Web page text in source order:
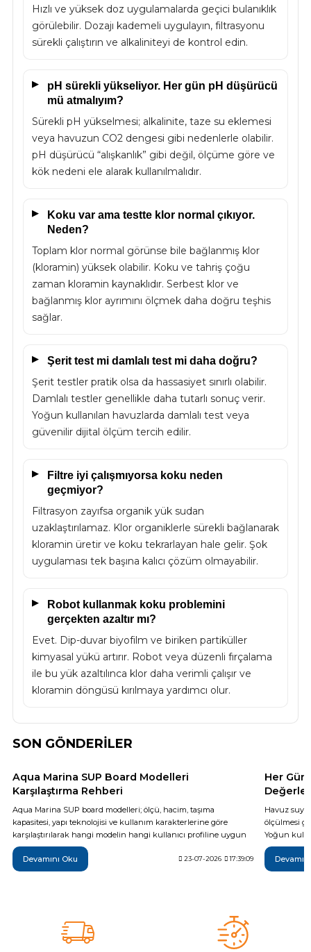
Hızlı ve yüksek doz uygulamalarda geçici bulanıklık
görülebilir. Dozajı kademeli uygulayın, filtrasyonu
sürekli çalıştırın ve alkaliniteyi de kontrol edin.
pH sürekli yükseliyor. Her gün pH düşürücü
mü atmalıyım?
Sürekli pH yükselmesi; alkalinite, taze su eklemesi
veya havuzun CO2 dengesi gibi nedenlerle olabilir.
pH düşürücü “alışkanlık” gibi değil, ölçüme göre ve
kök nedeni ele alarak kullanılmalıdır.
Koku var ama testte klor normal çıkıyor.
Neden?
Toplam klor normal görünse bile bağlanmış klor
(kloramin) yüksek olabilir. Koku ve tahriş çoğu
zaman kloramin kaynaklıdır. Serbest klor ve
bağlanmış klor ayrımını ölçmek daha doğru teşhis
sağlar.
Şerit test mi damlalı test mi daha doğru?
Şerit testler pratik olsa da hassasiyet sınırlı olabilir.
Damlalı testler genellikle daha tutarlı sonuç verir.
Yoğun kullanılan havuzlarda damlalı test veya
güvenilir dijital ölçüm tercih edilir.
Filtre iyi çalışmıyorsa koku neden
geçmiyor?
Filtrasyon zayıfsa organik yük sudan
uzaklaştırılamaz. Klor organiklerle sürekli bağlanarak
kloramin üretir ve koku tekrarlayan hale gelir. Şok
uygulaması tek başına kalıcı çözüm olmayabilir.
Robot kullanmak koku problemini
gerçekten azaltır mı?
Evet. Dip-duvar biyofilm ve biriken partiküller
kimyasal yükü artırır. Robot veya düzenli fırçalama
ile bu yük azaltılınca klor daha verimli çalışır ve
kloramin döngüsü kırılmaya yardımcı olur.
SON GÖNDERİLER
Aqua Marina SUP Board Modelleri
Karşılaştırma Rehberi
Aqua Marina SUP board modelleri; ölçü, hacim, taşıma
kapasitesi, yapı teknolojisi ve kullanım karakterlerine göre
karşılaştırılarak hangi modelin hangi kullanıcı profiline uygun
olduğu teknik verilerle açıklanıyor. Breeze, Vapor, Fusion,
Monster, Hyper, Coral, Nexus ve Flare modelleri arasındaki temel
farkları inceleyerek ihtiyaçlarınıza en uygun şişme SUP board'u
Devamını Oku 23-07-2026 17:39:09
Her
Havuz
ölçülmesi
Yoğun
da günlük
yöntemi,
sonrası